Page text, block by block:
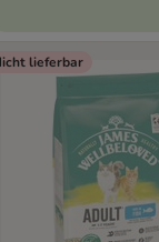
lieferbar